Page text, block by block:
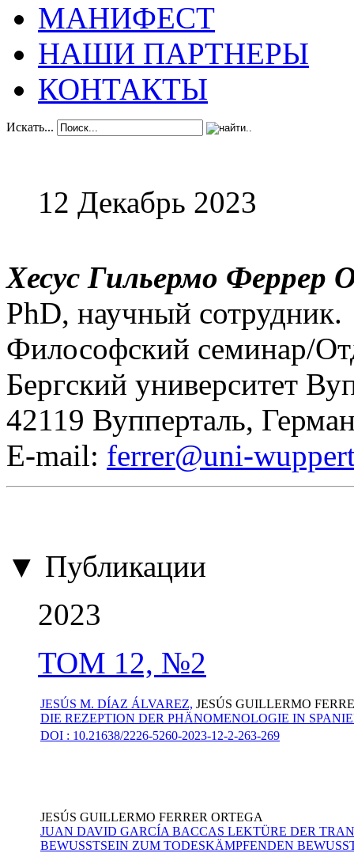
МАНИФЕСТ
НАШИ ПАРТНЕРЫ
КОНТАКТЫ
Искать...
12 Декабрь 2023
Хесус Гильермо Феррер
PhD, научный сотрудник.
Философский семинар/
Бергский университет
42119 Вупперталь,
E-mail: ferrer@uni-
▼ Публикации
2023
ТОМ 12, №2
JESÚS M. DÍAZ ÁLVAREZ, JESÚS GUILLERMO
DIE REZEPTION DER PHÄNOMENOLOGIE IN
DOI : 10.21638/2226-5260-2023-12-2-263-269
JESÚS GUILLERMO FERRER ORTEGA
JUAN DAVID GARCÍA BACCAS LEKTÜRE DER
BEWUSSTSEIN ZUM TODESKÄMPFENDEN